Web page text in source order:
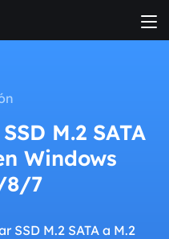
M.2 SATA
Windows
8/7
SSD M.2 SATA a M.2